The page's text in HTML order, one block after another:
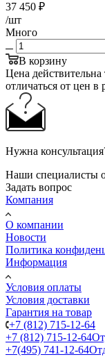
37 450 ₽
/шт
Много
В корзину
Цена
отличаться от цен
Нужна
Наши специалисты
Задать вопрос
Компания
О компании
Новости
Политика
Информация
Условия оплаты
Условия доставки
Гарантия на товар
+7 (812) 715-12-64
+7 (812) 715-12-64
+7(495) 741-12-64